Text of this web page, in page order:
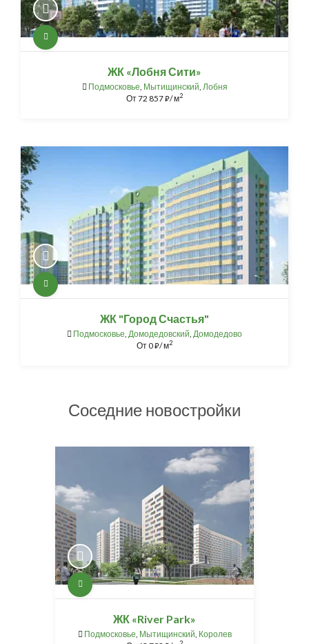
ЖК «Лобня Сити»
Подмосковье Мытищинский Лобня
От72 857⃏/ м2
ЖК "Город Счастья"
Подмосковье Домодедовский Домодедово
От0⃏/ м2
Соседние новостройки
ЖК «River Park»
Подмосковье Мытищинский Королев